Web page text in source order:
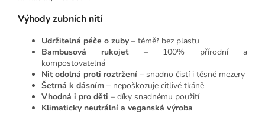
Výhody zubních nití
Udržitelná péče o zuby – téměř bez plastu
Bambusová rukojeť– 100% přírodní a
kompostovatelná
Nit odolná proti roztržení – snadno čistí i těsné mezery
Šetrná k dásním – nepoškozuje citlivé tkáně
Vhodná i pro děti – díky snadnému použití
Klimaticky neutrální a veganská výroba